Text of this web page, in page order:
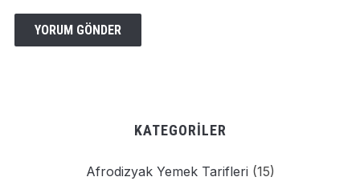
KATEGORILER
Afrodizyak Yemek Tarifleri (15)